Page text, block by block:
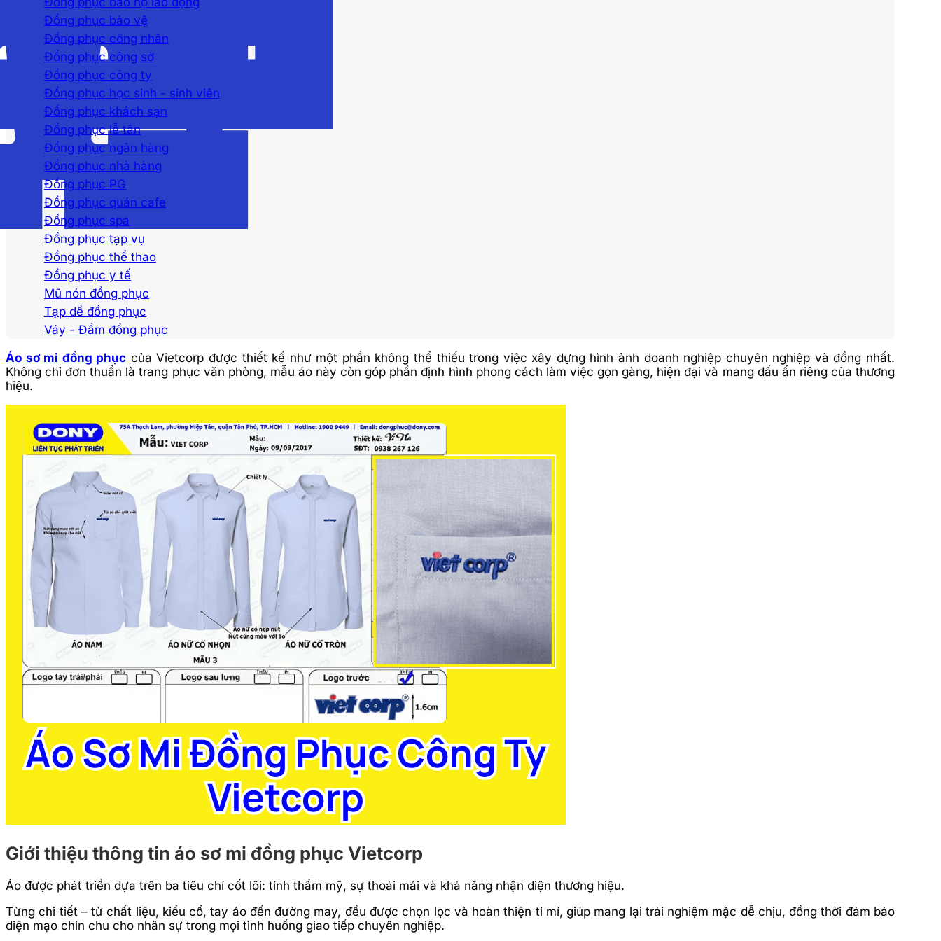
Đồng phục bảo vệ
Đồng phục công nhân
Đồng phục công sở
Đồng phục công ty
Đồng phục học sinh - sinh viên
Đồng phục khách sạn
Đồng phục lễ tân
Đồng phục ngân hàng
Đồng phục nhà hàng
Đồng phục PG
Đồng phục quán cafe
Đồng phục spa
Đồng phục tạp vụ
Đồng phục thể thao
Đồng phục y tế
Mũ nón đồng phục
Tạp dề đồng phục
Váy - Đầm đồng phục
Áo sơ mi đồng phục của Vietcorp được thiết kế như một phần không thể thiếu trong việc xây dựng hình ảnh doanh nghiệp chuyên nghiệp và đồng nhất.
Không chỉ đơn thuần là trang phục văn phòng, mẫu áo này còn góp phần định hình phong cách làm việc gọn gàng, hiện đại và mang dấu ấn riêng của thương
hiệu.
Giới thiệu thông tin áo sơ mi đồng phục Vietcorp
Áo được phát triển dựa trên ba tiêu chí cốt lõi: tính thẩm mỹ, sự thoải mái và khả năng nhận diện thương hiệu.
Từng chi tiết – từ chất liệu, kiểu cổ, tay áo đến đường may, đều được chọn lọc và hoàn thiện tỉ mỉ, giúp mang lại trải nghiệm mặc dễ chịu, đồng thời đảm bảo
diện mạo chỉn chu cho nhân sự trong mọi tình huống giao tiếp chuyên nghiệp.